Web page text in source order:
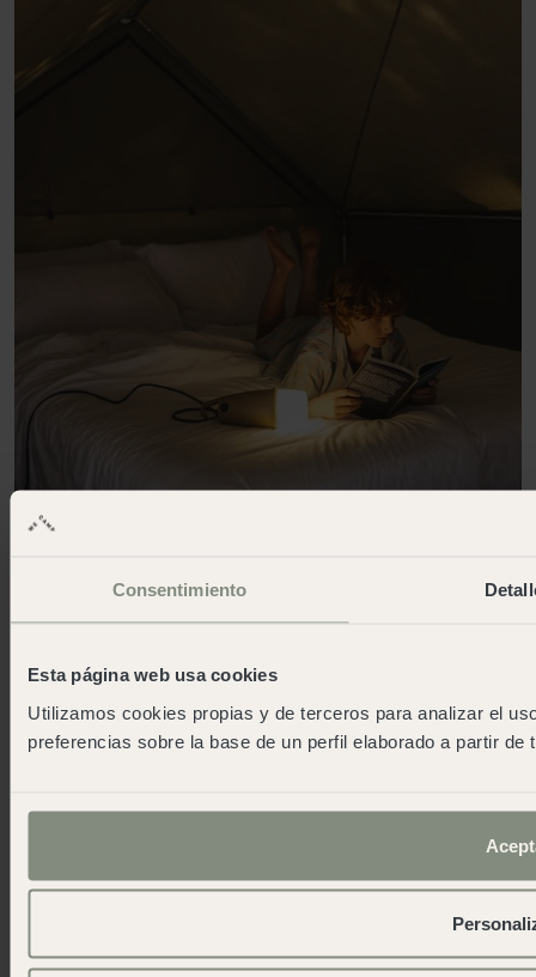
Consentimiento
Esta página web usa cookies
Utilizamos cookies propias y de terceros para analizar el
preferencias sobre la base de un perfil elaborado a partir